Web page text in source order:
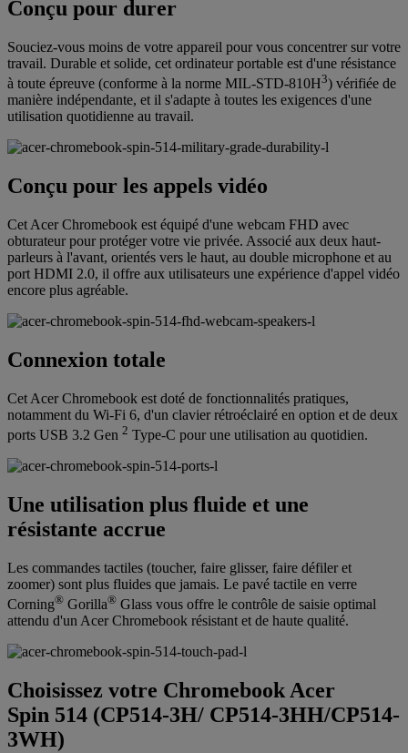
Conçu pour durer
Souciez-vous moins de votre appareil pour vous concentrer sur votre
travail. Durable et solide, cet ordinateur portable est d'une résistance
à toute épreuve (conforme à la norme MIL-STD-810H3) vérifiée de
manière indépendante, et il s'adapte à toutes les exigences d'une
utilisation quotidienne au travail.
Conçu pour les appels vidéo
Cet Acer Chromebook est équipé d'une webcam FHD avec
obturateur pour protéger votre vie privée. Associé aux deux haut-
parleurs à l'avant, orientés vers le haut, au double microphone et au
port HDMI 2.0, il offre aux utilisateurs une expérience d'appel vidéo
encore plus agréable.
Connexion totale
Cet Acer Chromebook est doté de fonctionnalités pratiques,
notamment du Wi-Fi 6, d'un clavier rétroéclairé en option et de deux
ports USB 3.2 Gen 2 Type-C pour une utilisation au quotidien.
Une utilisation plus fluide et une
résistante accrue
Les commandes tactiles (toucher, faire glisser, faire défiler et
zoomer) sont plus fluides que jamais. Le pavé tactile en verre
Corning® Gorilla® Glass vous offre le contrôle de saisie optimal
attendu d'un Acer Chromebook résistant et de haute qualité.
Choisissez votre Chromebook Acer
Spin 514 (CP514-3H/ CP514-3HH/CP514-
3WH)